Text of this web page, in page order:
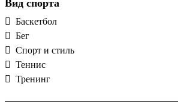
Вид спорта
Баскетбол
Бег
Спорт и стиль
Теннис
Тренинг